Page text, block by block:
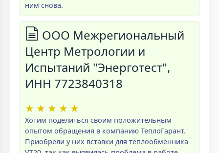
ним снова.
ООО Межрегиональный
Центр Метрологии и
Испытаний "Энерготест",
ИНН 7723840318
★ ★ ★ ★ ★
Хотим поделиться своим положительным
опытом обращения в компанию ТеплоГарант.
Приобрели у них вставки для теплообменника